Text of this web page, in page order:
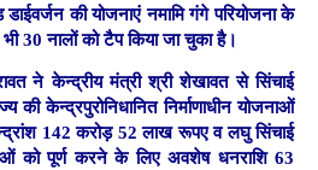
की योजनाएं नमामि गंगे परियोजना के
30 नालों को टैप किया जा चुका है।
ने केन्द्रीय मंत्री श्री शेखावत से सिंचाई
की केन्द्रपुरोनिधानित निर्माणाधीन योजनाओं
142 करोड़ 52 लाख रूपए व लघु सिंचाई
को पूर्ण करने के लिए अवशेष धनराशि 63